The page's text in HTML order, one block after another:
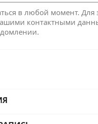
в любой момент. Для
контактными